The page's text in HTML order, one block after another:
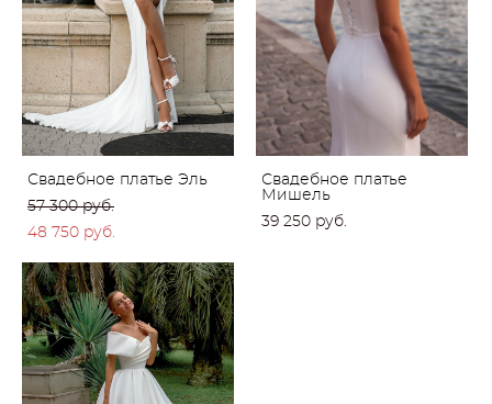
Свадебное платье Эль
57 300 pуб.
48 750 pуб.
Свадебное платье
Мишель
39 250 pуб.